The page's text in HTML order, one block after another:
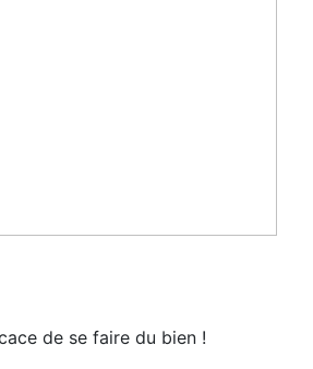
de se faire du bien !